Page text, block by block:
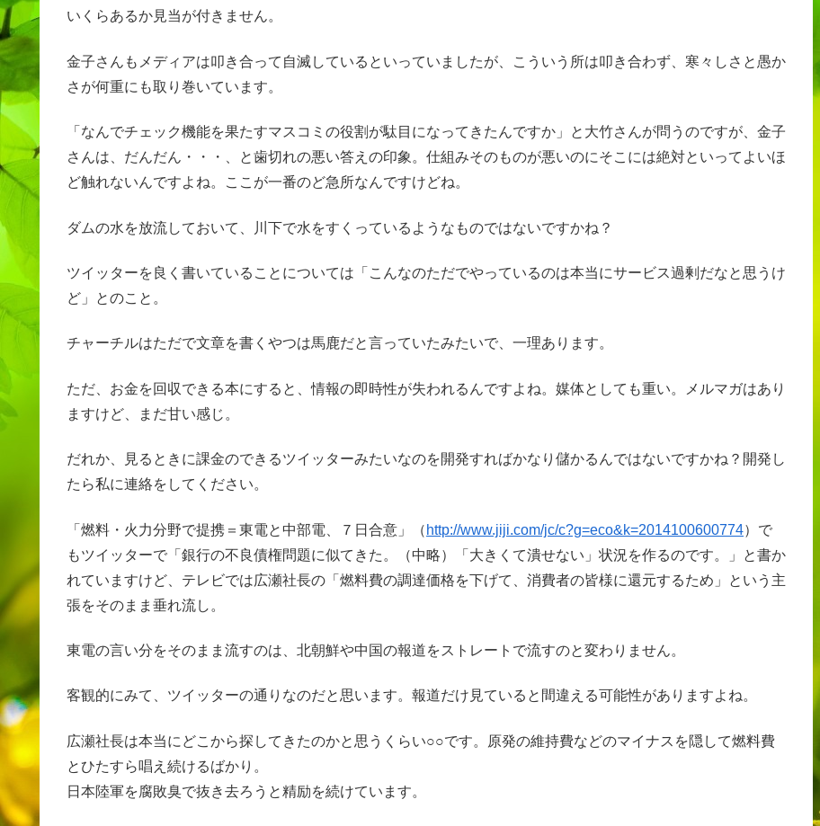
いくらあるか見当が付きません。
金子さんもメディアは叩き合って自滅しているといっていましたが、こういう所は叩き合わず、寒々しさと愚か
さが何重にも取り巻いています。
「なんでチェック機能を果たすマスコミの役割が駄目になってきたんですか」と大竹さんが問うのですが、金子
さんは、だんだん・・・、と歯切れの悪い答えの印象。仕組みそのものが悪いのにそこには絶対といってよいほ
ど触れないんですよね。ここが一番のど急所なんですけどね。
ダムの水を放流しておいて、川下で水をすくっているようなものではないですかね？
ツイッターを良く書いていることについては「こんなのただでやっているのは本当にサービス過剰だなと思うけ
ど」とのこと。
チャーチルはただで文章を書くやつは馬鹿だと言っていたみたいで、一理あります。
ただ、お金を回収できる本にすると、情報の即時性が失われるんですよね。媒体としても重い。メルマガはあり
ますけど、まだ甘い感じ。
だれか、見るときに課金のできるツイッターみたいなのを開発すればかなり儲かるんではないですかね？開発し
たら私に連絡をしてください。
「燃料・火力分野で提携＝東電と中部電、７日合意」（ http://www.jiji.com/jc/c?g=eco&k=2014100600774）で
もツイッターで「銀行の不良債権問題に似てきた。（中略）「大きくて潰せない」状況を作るのです。」と書か
れていますけど、テレビでは広瀬社長の「燃料費の調達価格を下げて、消費者の皆様に還元するため」という主
張をそのまま垂れ流し。
東電の言い分をそのまま流すのは、北朝鮮や中国の報道をストレートで流すのと変わりません。
客観的にみて、ツイッターの通りなのだと思います。報道だけ見ていると間違える可能性がありますよね。
広瀬社長は本当にどこから探してきたのかと思うくらい○○です。原発の維持費などのマイナスを隠して燃料費
とひたすら唱え続けるばかり。
日本陸軍を腐敗臭で抜き去ろうと精励を続けています。